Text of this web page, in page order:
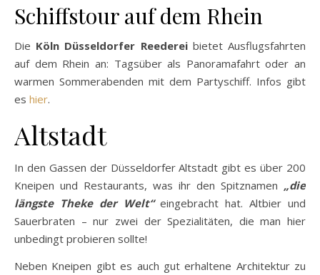
Schiffstour auf dem Rhein
Die Köln Düsseldorfer Reedereibietet Ausflugsfahrten
auf dem Rhein an: Tagsüber als Panoramafahrt oder an
warmen Sommerabenden mit dem Partyschiff. Infos gibt
es hier.
Altstadt
In den Gassen der Düsseldorfer Altstadt gibt es über 200
Kneipen und Restaurants, was ihr den Spitznamen „die
längste Theke der Welt“ eingebracht hat. Altbier und
Sauerbraten – nur zwei der Spezialitäten, die man hier
unbedingt probieren sollte!
Neben Kneipen gibt es auch gut erhaltene Architektur zu